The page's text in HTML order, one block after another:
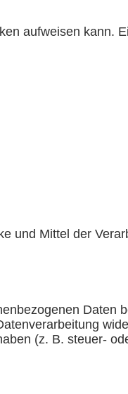
aufweisen kann.
und Mittel der
Daten
(z. B. steuer-